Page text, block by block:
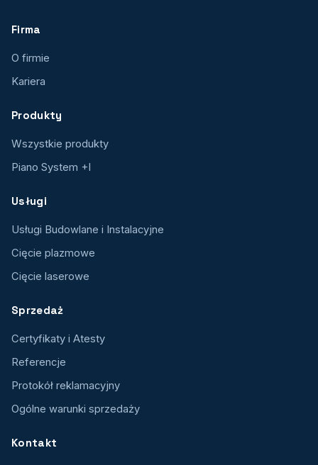
Firma
O firmie
Kariera
Produkty
Wszystkie produkty
Piano System +I
Usługi
Usługi Budowlane i Instalacyjne
Cięcie plazmowe
Cięcie laserowe
Sprzedaż
Certyfikaty i Atesty
Referencje
Protokół reklamacyjny
Ogólne warunki sprzedaży
Kontakt